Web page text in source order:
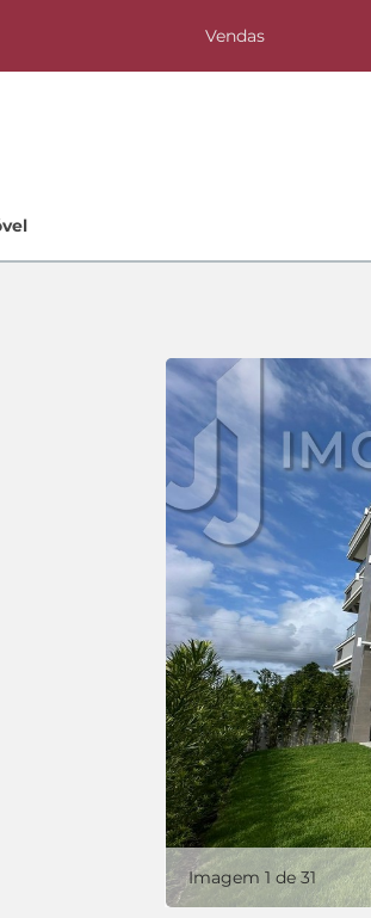
Vendas
Imagem 1 de 31